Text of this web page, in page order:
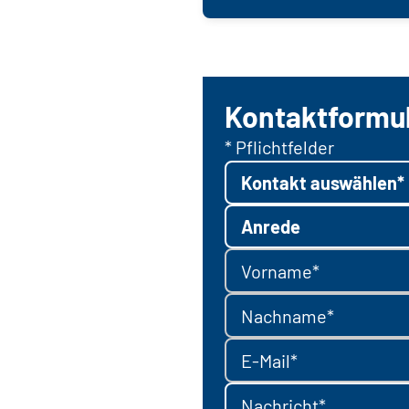
* Pflichtfelder
Kontakt auswählen*
Anrede
Vorname*
Nachname*
E-Mail*